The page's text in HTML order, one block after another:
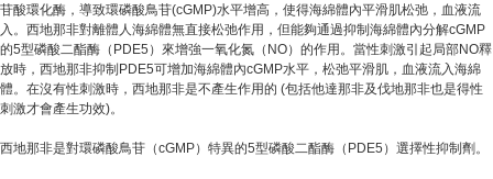
苷酸環化酶，導致環磷酸鳥苷(cGMP)水平增高，使得海綿體內平滑肌松弛，血液流
入。西地那非對離體人海綿體無直接松弛作用，但能夠通過抑制海綿體內分解cGMP
的5型磷酸二酯酶（PDE5）來增強一氧化氮（NO）的作用。當性刺激引起局部NO釋
放時，西地那非抑制PDE5可增加海綿體內cGMP水平，松弛平滑肌，血液流入海綿
體。在沒有性刺激時，西地那非是不產生作用的 (包括他達那非及伐地那非也是得性
刺激才會產生功效)。
西地那非是對環磷酸鳥苷（cGMP）特異的5型磷酸二酯酶（PDE5）選擇性抑制劑。